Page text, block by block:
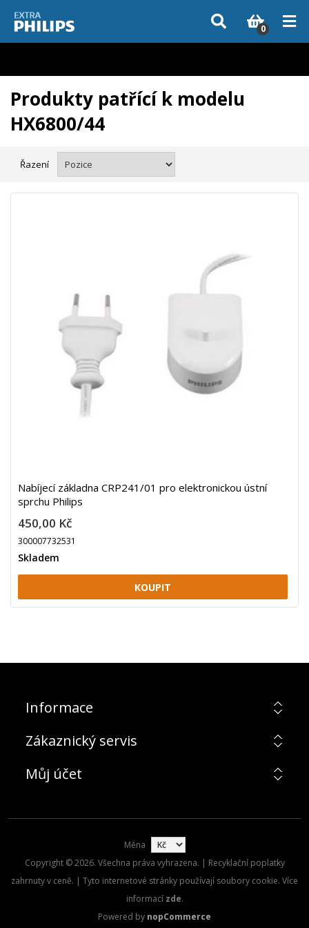
Vzhledem k aktuální situaci se může dodání dílů, které nejsou skladem,
zpozdit. Děkujeme za pochopení.
0
Produkty patřící k modelu
HX6800/44
Řazení
Nabíjecí základna CRP241/01 pro elektronickou ústní
sprchu Philips
450,00 Kč
300007732531
Skladem
Informace
Zákaznický servis
Můj účet
Měna
Copyright © 2026. Všechna práva vyhrazena. | Recyklační poplatky
zahrnuty v ceně. | Tyto internetové stránky používají soubory cookie. Více
informací zde.
Powered by nopCommerce